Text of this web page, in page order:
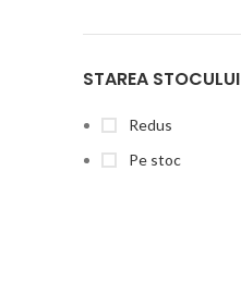
STAREA STOCULUI
Redus
Pe stoc